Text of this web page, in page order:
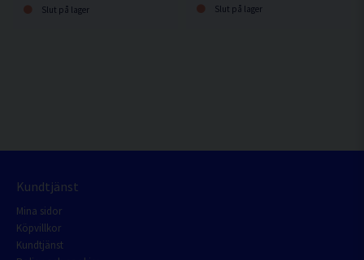
Slut på lager Slut på lager
Kundtjänst
Mina sidor
Köpvillkor
Kundtjänst